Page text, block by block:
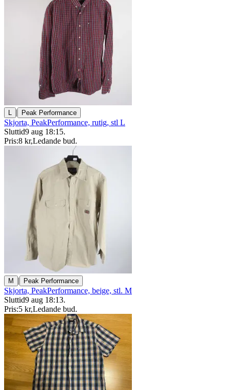
L | Peak Performance
Skjorta, PeakPerformance, rutig, stl L
Sluttid9 aug 18:15.
Pris:8 kr,Ledande bud.
M | Peak Performance
Skjorta, PeakPerformance, beige, stl. M
Sluttid9 aug 18:13.
Pris:5 kr,Ledande bud.